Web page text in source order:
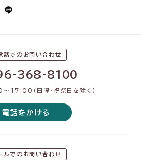
話でのお問い合わせ
368-8100
17:00（日曜・祝祭日を除く）
電話をかける
ルでのお問い合わせ